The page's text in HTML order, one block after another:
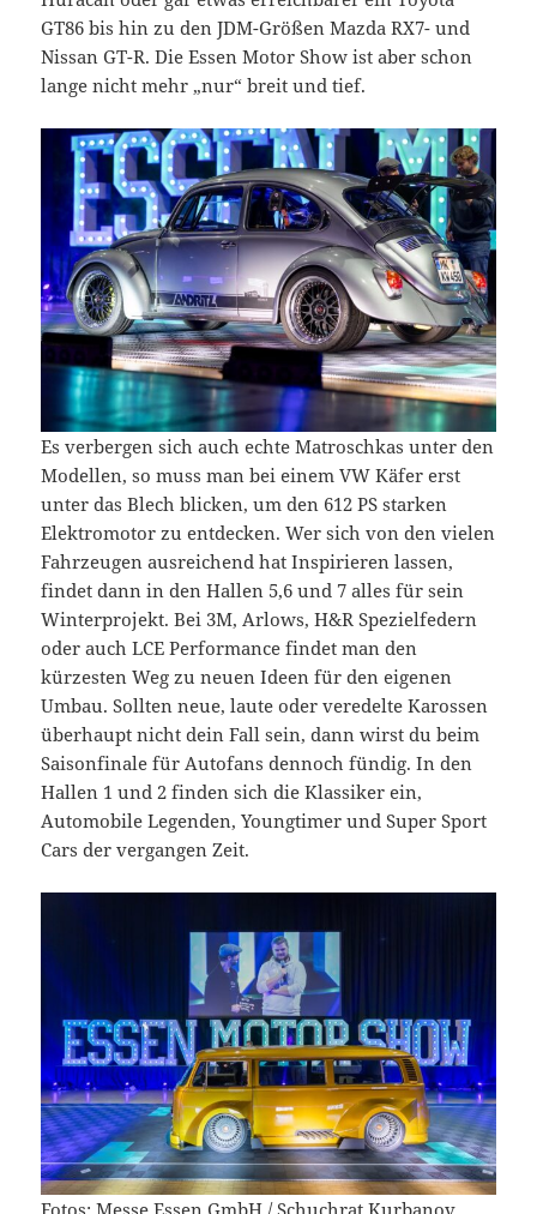
GT86 bis hin zu den JDM-Größen Mazda RX7- und
Nissan GT-R. Die Essen Motor Show ist aber schon
lange nicht mehr „nur“ breit und tief.
Es verbergen sich auch echte Matroschkas unter den
Modellen, so muss man bei einem VW Käfer erst
unter das Blech blicken, um den 612 PS starken
Elektromotor zu entdecken. Wer sich von den vielen
Fahrzeugen ausreichend hat Inspirieren lassen,
findet dann in den Hallen 5,6 und 7 alles für sein
Winterprojekt. Bei 3M, Arlows, H&R Spezielfedern
oder auch LCE Performance findet man den
kürzesten Weg zu neuen Ideen für den eigenen
Umbau. Sollten neue, laute oder veredelte Karossen
überhaupt nicht dein Fall sein, dann wirst du beim
Saisonfinale für Autofans dennoch fündig. In den
Hallen 1 und 2 finden sich die Klassiker ein,
Automobile Legenden, Youngtimer und Super Sport
Cars der vergangen Zeit.